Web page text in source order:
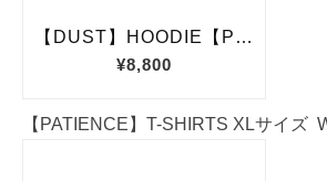
【PATIENCE】T-SHIRTS XLサイズ